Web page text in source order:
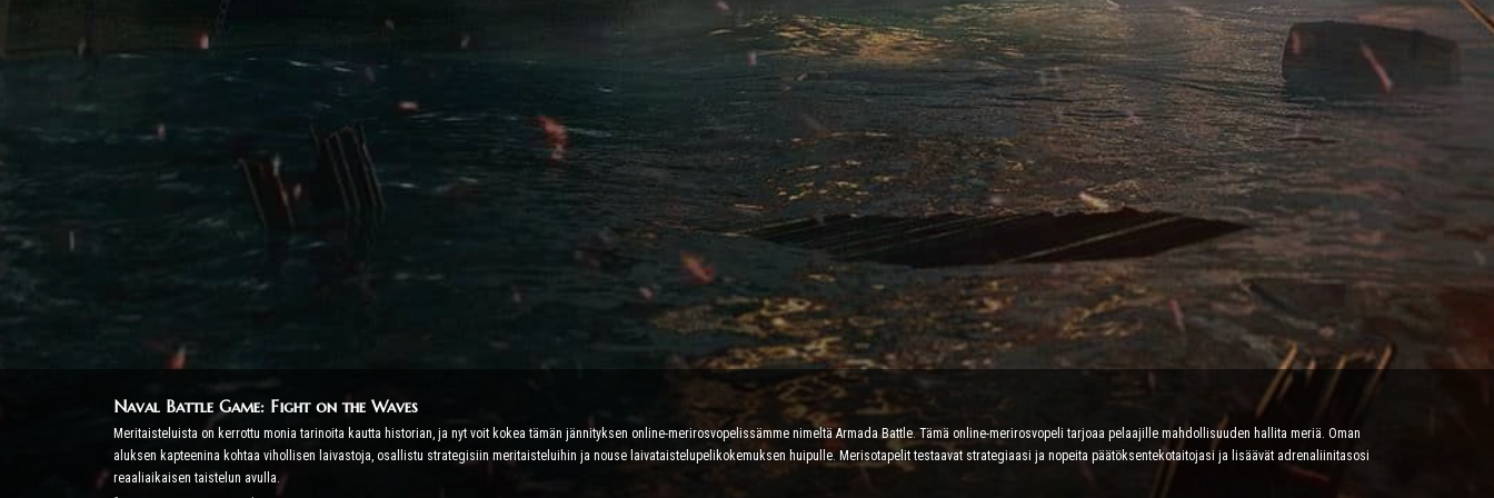
Naval Battle Game: Fight on the Waves
Meritaisteluista on kerrottu monia tarinoita kautta historian, ja nyt voit kokea tämän jännityksen online-merirosvopelissämme nimeltä Armada Battle. Tämä online-merirosvopeli tarjoaa pelaajille mahdollisuuden hallita meriä. Oman
aluksen kapteenina kohtaa vihollisen laivastoja, osallistu strategisiin meritaisteluihin ja nouse laivataistelupelikokemuksen huipulle. Merisotapelit testaavat strategiaasi ja nopeita päätöksentekotaitojasi ja lisäävät adrenaliinitasosi
reaaliaikaisen taistelun avulla.